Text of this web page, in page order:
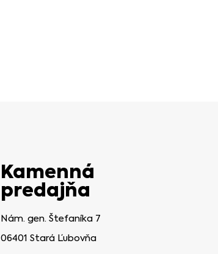
Kamenná
predajňa
Nám. gen. Štefaníka 7
06401 Stará Ľubovňa